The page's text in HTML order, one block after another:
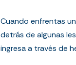
Cuando enfrentas
detrás de algunas
ingresa a través de